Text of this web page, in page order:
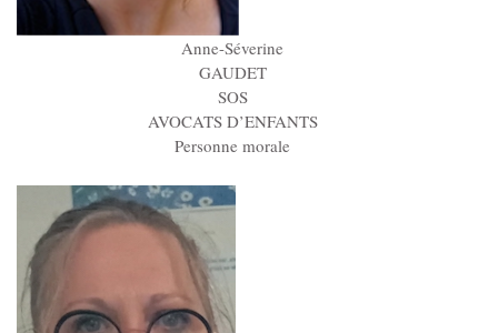
Anne-Séverine
GAUDET
SOS
AVOCATS D’ENFANTS
Personne morale